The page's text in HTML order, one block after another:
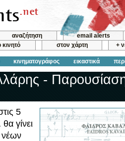
αναζήτηση
email alerts
κινητό στον χάρτη +
κινηματογράφος εικαστικά
-
5
γίνει